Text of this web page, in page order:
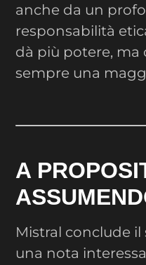
anche da un
responsabilità
dà più potere, ma
sempre una
A
Mistral conclude
una nota